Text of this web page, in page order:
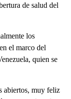
de salud del
los
el marco del
quien se
abiertos, muy feliz